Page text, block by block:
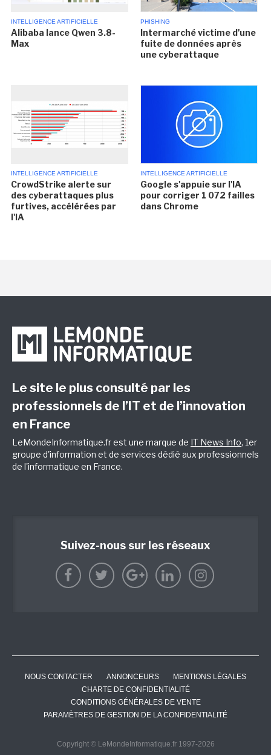
INTELLIGENCE ARTIFICIELLE
Alibaba lance Qwen 3.8-
Max
PHISHING
Intermarché victime d'une
fuite de données après
une cyberattaque
INTELLIGENCE ARTIFICIELLE
CrowdStrike alerte sur
des cyberattaques plus
furtives, accélérées par
l'IA
INTELLIGENCE ARTIFICIELLE
Google s'appuie sur l'IA
pour corriger 1 072 failles
dans Chrome
Le site le plus consulté par les
professionnels de l’IT et de l’innovation
en France
LeMondeInformatique.fr est une marque de IT News Info, 1er
groupe d'information et de services dédié aux professionnels
de l'informatique en France.
Suivez-nous sur les réseaux
NOUS CONTACTER ANNONCEURS
MENTIONS LÉGALES
CHARTE DE CONFIDENTIALITÉ
CONDITIONS GÉNÉRALES DE VENTE
PARAMÈTRES DE GESTION DE LA CONFIDENTIALITÉ
Copyright © LeMondeInformatique.fr 1997-2026